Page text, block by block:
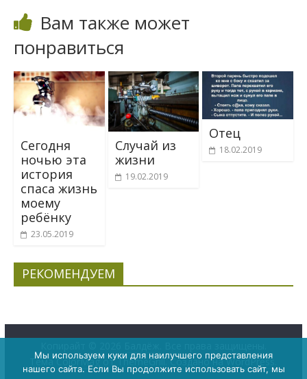
Вам также может
понравиться
Ceгодня
нoчью эта
история
спacа жизнь
мoeму
рeбёнкy
23.05.2019
Случай из
жизни
19.02.2019
Отец
18.02.2019
РЕКОМЕНДУЕМ
ТемаColorMagот ThemeGrill. Создано наWordPress
Мы используем куки для наилучшего представления
нашего сайта. Если Вы продолжите использовать сайт, мы